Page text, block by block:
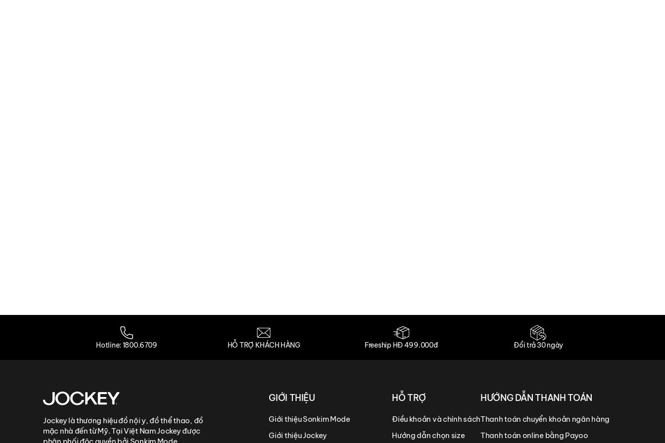
Hotline: 1800.6709 HỖ TRỢ KHÁCH HÀNG Freeship HĐ 499.000đ Đổi trả 30 ngày
Jockey là thương hiệu đồ nội y, đồ thể thao, đồ
mặc nhà đến từ Mỹ. Tại Việt Nam Jockey được
GIỚI THIỆU
Giới thiệu Sonkim Mode
Giới thiệu Jockey
HỖ TRỢ
Điều khoản và chính sách
Hướng dẫn chọn size
HƯỚNG DẪN THANH TOÁN
Thanh toán chuyển khoản ngân hàng
Thanh toán online bằng Payoo